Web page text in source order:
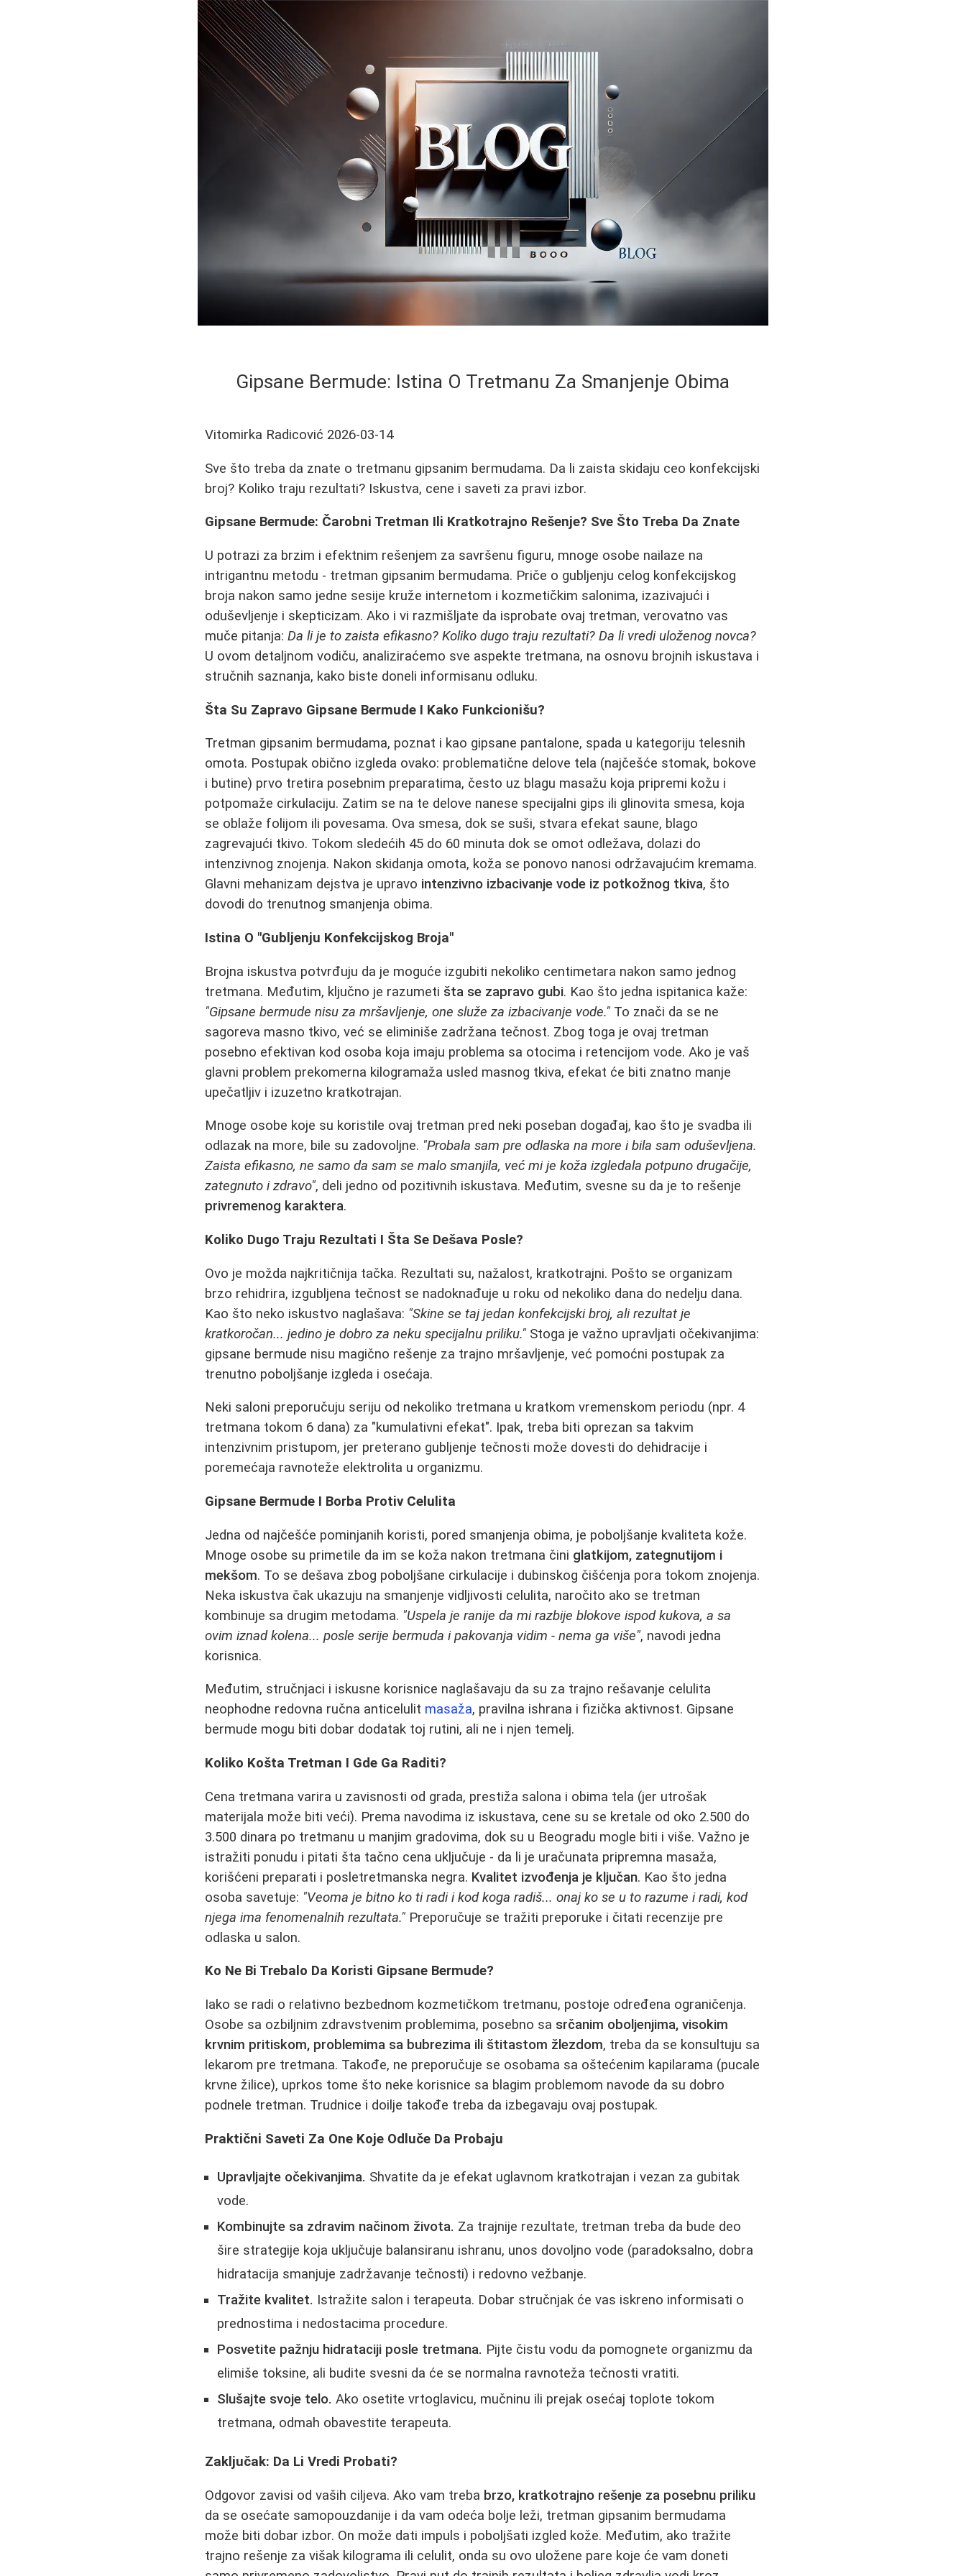
Gipsane Bermude: Istina O Tretmanu Za Smanjenje Obima
Vitomirka Radicović 2026-03-14
Sve što treba da znate o tretmanu gipsanim bermudama. Da li zaista skidaju ceo konfekcijski
broj? Koliko traju rezultati? Iskustva, cene i saveti za pravi izbor.
Gipsane Bermude: Čarobni Tretman Ili Kratkotrajno Rešenje? Sve Što Treba Da Znate
U potrazi za brzim i efektnim rešenjem za savršenu figuru, mnoge osobe nailaze na
intrigantnu metodu - tretman gipsanim bermudama. Priče o gubljenju celog konfekcijskog
broja nakon samo jedne sesije kruže internetom i kozmetičkim salonima, izazivajući i
oduševljenje i skepticizam. Ako i vi razmišljate da isprobate ovaj tretman, verovatno vas
muče pitanja:Da li je to zaista efikasno? Koliko dugo traju rezultati? Da li vredi uloženog novca?
U ovom detaljnom vodiču, analiziraćemo sve aspekte tretmana, na osnovu brojnih iskustava i
stručnih saznanja, kako biste doneli informisanu odluku.
Šta Su Zapravo Gipsane Bermude I Kako Funkcionišu?
Tretman gipsanim bermudama, poznat i kao gipsane pantalone, spada u kategoriju telesnih
omota. Postupak obično izgleda ovako: problematične delove tela (najčešće stomak, bokove
i butine) prvo tretira posebnim preparatima, često uz blagu masažu koja pripremi kožu i
potpomaže cirkulaciju. Zatim se na te delove nanese specijalni gips ili glinovita smesa, koja
se oblaže folijom ili povesama. Ova smesa, dok se suši, stvara efekat saune, blago
zagrevajući tkivo. Tokom sledećih 45 do 60 minuta dok se omot odležava, dolazi do
intenzivnog znojenja. Nakon skidanja omota, koža se ponovo nanosi održavajućim kremama.
Glavni mehanizam dejstva je upravo intenzivno izbacivanje vode iz potkožnog tkiva, što
dovodi do trenutnog smanjenja obima.
Istina O "Gubljenju Konfekcijskog Broja"
Brojna iskustva potvrđuju da je moguće izgubiti nekoliko centimetara nakon samo jednog
tretmana. Međutim, ključno je razumeti šta se zapravo gubi. Kao što jedna ispitanica kaže:
"Gipsane bermude nisu za mršavljenje, one služe za izbacivanje vode." To znači da se ne
sagoreva masno tkivo, već se eliminiše zadržana tečnost. Zbog toga je ovaj tretman
posebno efektivan kod osoba koja imaju problema sa otocima i retencijom vode. Ako je vaš
glavni problem prekomerna kilogramaža usled masnog tkiva, efekat će biti znatno manje
upečatljiv i izuzetno kratkotrajan.
Mnoge osobe koje su koristile ovaj tretman pred neki poseban događaj, kao što je svadba ili
odlazak na more, bile su zadovoljne. "Probala sam pre odlaska na more i bila sam oduševljena.
Zaista efikasno, ne samo da sam se malo smanjila, već mi je koža izgledala potpuno drugačije,
zategnuto i zdravo", deli jedno od pozitivnih iskustava. Međutim, svesne su da je to rešenje
privremenog karaktera.
Koliko Dugo Traju Rezultati I Šta Se Dešava Posle?
Ovo je možda najkritičnija tačka. Rezultati su, nažalost, kratkotrajni. Pošto se organizam
brzo rehidrira, izgubljena tečnost se nadoknađuje u roku od nekoliko dana do nedelju dana.
Kao što neko iskustvo naglašava: "Skine se taj jedan konfekcijski broj, ali rezultat je
kratkoročan... jedino je dobro za neku specijalnu priliku." Stoga je važno upravljati očekivanjima:
gipsane bermude nisu magično rešenje za trajno mršavljenje, već pomoćni postupak za
trenutno poboljšanje izgleda i osećaja.
Neki saloni preporučuju seriju od nekoliko tretmana u kratkom vremenskom periodu (npr. 4
tretmana tokom 6 dana) za "kumulativni efekat". Ipak, treba biti oprezan sa takvim
intenzivnim pristupom, jer preterano gubljenje tečnosti može dovesti do dehidracije i
poremećaja ravnoteže elektrolita u organizmu.
Gipsane Bermude I Borba Protiv Celulita
Jedna od najčešće pominjanih koristi, pored smanjenja obima, je poboljšanje kvaliteta kože.
Mnoge osobe su primetile da im se koža nakon tretmana čini glatkijom, zategnutijom i
mekšom. To se dešava zbog poboljšane cirkulacije i dubinskog čišćenja pora tokom znojenja.
Neka iskustva čak ukazuju na smanjenje vidljivosti celulita, naročito ako se tretman
kombinuje sa drugim metodama. "Uspela je ranije da mi razbije blokove ispod kukova, a sa
ovim iznad kolena... posle serije bermuda i pakovanja vidim - nema ga više", navodi jedna
korisnica.
Međutim, stručnjaci i iskusne korisnice naglašavaju da su za trajno rešavanje celulita
neophodne redovna ručna anticelulit masaža, pravilna ishrana i fizička aktivnost. Gipsane
bermude mogu biti dobar dodatak toj rutini, ali ne i njen temelj.
Koliko Košta Tretman I Gde Ga Raditi?
Cena tretmana varira u zavisnosti od grada, prestiža salona i obima tela (jer utrošak
materijala može biti veći). Prema navodima iz iskustava, cene su se kretale od oko 2.500 do
3.500 dinara po tretmanu u manjim gradovima, dok su u Beogradu mogle biti i više. Važno je
istražiti ponudu i pitati šta tačno cena uključuje - da li je uračunata pripremna masaža,
korišćeni preparati i posletretmanska negra. Kvalitet izvođenja je ključan. Kao što jedna
osoba savetuje: "Veoma je bitno ko ti radi i kod koga radiš... onaj ko se u to razume i radi, kod
njega ima fenomenalnih rezultata." Preporučuje se tražiti preporuke i čitati recenzije pre
odlaska u salon.
Ko Ne Bi Trebalo Da Koristi Gipsane Bermude?
Iako se radi o relativno bezbednom kozmetičkom tretmanu, postoje određena ograničenja.
Osobe sa ozbiljnim zdravstvenim problemima, posebno sa srčanim oboljenjima, visokim
krvnim pritiskom, problemima sa bubrezima ili štitastom žlezdom, treba da se konsultuju sa
lekarom pre tretmana. Takođe, ne preporučuje se osobama sa oštećenim kapilarama (pucale
krvne žilice), uprkos tome što neke korisnice sa blagim problemom navode da su dobro
podnele tretman. Trudnice i doilje takođe treba da izbegavaju ovaj postupak.
Praktični Saveti Za One Koje Odluče Da Probaju
Upravljajte očekivanjima. Shvatite da je efekat uglavnom kratkotrajan i vezan za gubitak
vode.
Kombinujte sa zdravim načinom života. Za trajnije rezultate, tretman treba da bude deo
šire strategije koja uključuje balansiranu ishranu, unos dovoljno vode (paradoksalno, dobra
hidratacija smanjuje zadržavanje tečnosti) i redovno vežbanje.
Tražite kvalitet. Istražite salon i terapeuta. Dobar stručnjak će vas iskreno informisati o
prednostima i nedostacima procedure.
Posvetite pažnju hidrataciji posle tretmana. Pijte čistu vodu da pomognete organizmu da
elimiše toksine, ali budite svesni da će se normalna ravnoteža tečnosti vratiti.
Slušajte svoje telo. Ako osetite vrtoglavicu, mučninu ili prejak osećaj toplote tokom
tretmana, odmah obavestite terapeuta.
Zaključak: Da Li Vredi Probati?
Odgovor zavisi od vaših ciljeva. Ako vam treba brzo, kratkotrajno rešenje za posebnu priliku
da se osećate samopouzdanije i da vam odeća bolje leži, tretman gipsanim bermudama
može biti dobar izbor. On može dati impuls i poboljšati izgled kože. Međutim, ako tražite
trajno rešenje za višak kilograma ili celulit, onda su ovo uložene pare koje će vam doneti